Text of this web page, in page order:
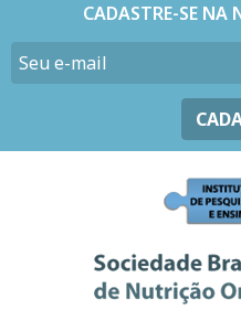
CADASTRE-SE NA